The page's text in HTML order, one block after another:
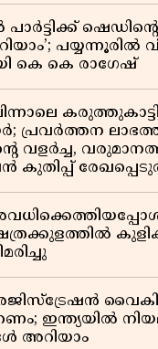
പാർട്ടിക്ക്
പയ്യന്നൂരിൽ
കെ കെ രാഗേഷ്
പ്രവർത്തന
വളർച്ച,
കുതിപ്പ്
ഇന്ത്യയിൽ
അറിയാം